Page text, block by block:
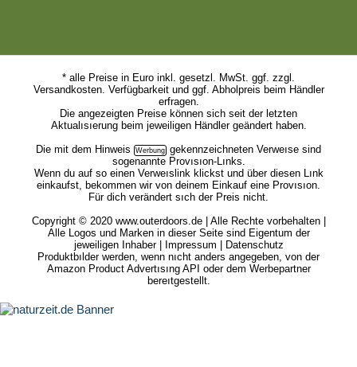
* alle Preise in Euro inkl. gesetzl. MwSt. ggf. zzgl.
Versandkosten. Verfügbarkeit und ggf. Abholpreis beim Händler
erfragen.
Die angezeigten Preise können sich seit der letzten
Aktualısıerung beim jeweiligen Händler geändert haben.
Die mit dem Hinweis
gekennzeichneten Verweıse sind
sogenannte Provısıon-Lınks.
Wenn du auf so einen Verweıslink klickst und über diesen Lınk
einkaufst, bekommen wir von deinem Einkauf eine Provısıon.
Für dich verändert sıch der Preis nicht.
Copyright © 2020 www.outerdoors.de | Alle Rechte vorbehalten |
Alle Logos und Marken in dieser Seite sind Eigentum der
jeweiligen Inhaber |
Impressum
Datenschutz
Produktbılder werden, wenn nıcht anders angegeben, von der
Amazon Product Advertısıng API oder dem Werbepartner
bereıtgestellt.